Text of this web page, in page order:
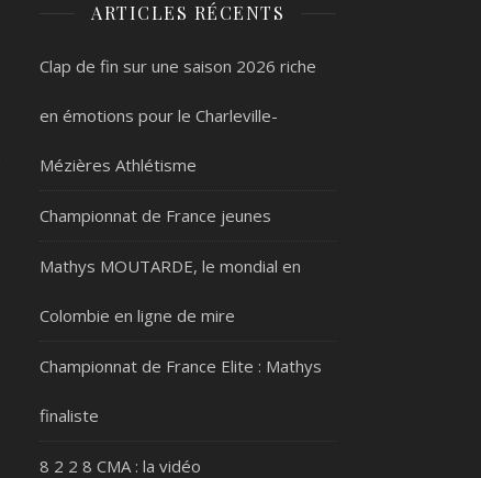
ARTICLES RÉCENTS
Clap de fin sur une saison 2026 riche
en émotions pour le Charleville-
Mézières Athlétisme
Championnat de France jeunes
Mathys MOUTARDE, le mondial en
Colombie en ligne de mire
Championnat de France Elite : Mathys
finaliste
8 2 2 8 CMA : la vidéo